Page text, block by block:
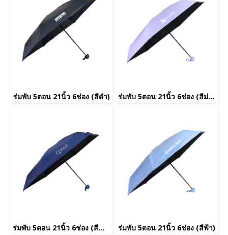
ร่มพับ 5ตอน 21นิ้ว 6ช่อง (สีดำ) ร่มพับ 5ตอน 21นิ้ว 6ช่อง (สีม่วง)
ร่มพับ 5ตอน 21นิ้ว 6ช่อง (สีน้ำเงิน) ร่มพับ 5ตอน 21นิ้ว 6ช่อง (สีฟ้า)